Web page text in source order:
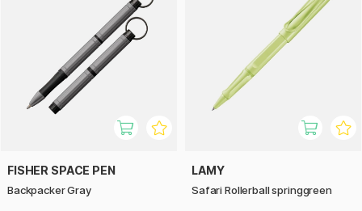
FISHER SPACE PEN
Backpacker Gray
LAMY
Safari Rollerball springgreen